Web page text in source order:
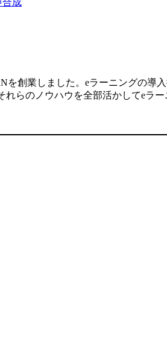
創業しました。eラーニングの導
らのノウハウを全部活かしてeラー